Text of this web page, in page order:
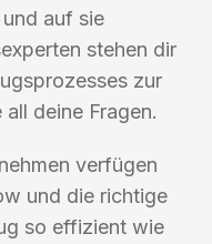
auf sie
stehen dir
zur
deine Fragen.
verfügen
und die richtige
so effizient wie